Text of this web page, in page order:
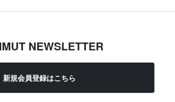
NEWSLETTER
新規会員登録はこちら